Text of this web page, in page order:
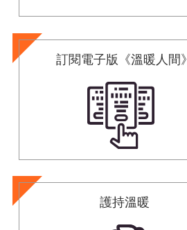
訂閱電子版《溫暖人間》
護持溫暖